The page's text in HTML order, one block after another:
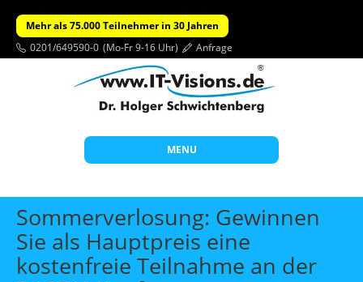
Mehr als 75.000 Teilnehmer in 30 Jahren
0201/649590-0 (Mo-Fr 9-16 Uhr) Anfrage
MENU
Start
Themen
Beratung
Sommerverlosung: Gewinnen
Sie als Hauptpreis eine
kostenfreie Teilnahme an der